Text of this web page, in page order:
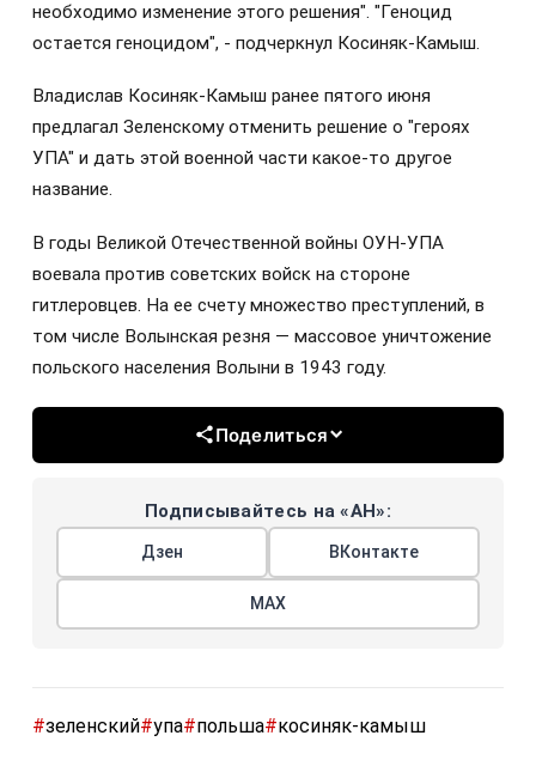
необходимо изменение этого решения". "Геноцид
остается геноцидом", - подчеркнул Косиняк-Камыш.
Владислав Косиняк-Камыш ранее пятого июня
предлагал Зеленскому отменить решение о "героях
УПА" и дать этой военной части какое-то другое
название.
В годы Великой Отечественной войны ОУН-УПА
воевала против советских войск на стороне
гитлеровцев. На ее счету множество преступлений, в
том числе Волынская резня — массовое уничтожение
польского населения Волыни в 1943 году.
Поделиться
Подписывайтесь на «АН»:
Дзен ВКонтакте
МАХ
#зеленский#упа#польша#косиняк-камыш